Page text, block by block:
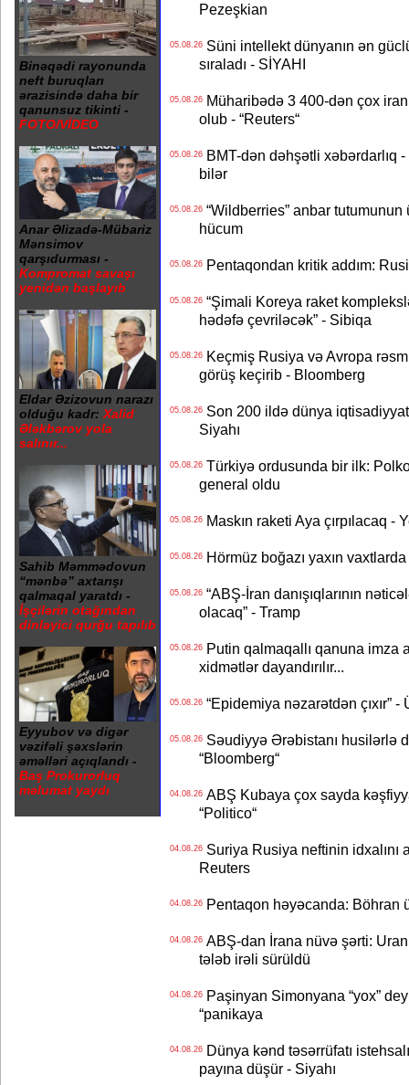
Binəqədi rayonunda
neft buruqları
ərazisində daha bir
qanunsuz tikinti -
FOTO/VİDEO
Anar Əlizadə-Mübariz
Mənsimov
qarşıdurması -
Kompromat savaşı
yenidən başlayıb
Eldar Əzizovun narazı
olduğu kadr: Xalid
Ələkbərov yola
salınır...
Sahib Məmmədovun
“mənbə” axtarışı
qalmaqal yaratdı -
İşçilərin otağından
dinləyici qurğu tapılıb
Eyyubov və digər
vəzifəli şəxslərin
əməlləri açıqlandı -
Baş Prokurorluq
məlumat yaydı
Pezeşkian
05.08.26Süni intellekt dünyanın ən
sıraladı - SİYAHI
05.08.26Müharibədə 3 400-dən çox
olub - “Reuters“
05.08.26BMT-dən dəhşətli xəbərdarlıq
bilər
05.08.26“Wildberries” anbar tutumunun
hücum
05.08.26Pentaqondan kritik addım:
05.08.26“Şimali Koreya raket
hədəfə çevriləcək” - Sibiqa
05.08.26Keçmiş Rusiya və Avropa
görüş keçirib - Bloomberg
05.08.26Son 200 ildə dünya
Siyahı
05.08.26Türkiyə ordusunda bir ilk:
general oldu
05.08.26Maskın raketi Aya çırpılacaq -
05.08.26Hörmüz boğazı yaxın
05.08.26“ABŞ-İran danışıqlarının
olacaq” - Tramp
05.08.26Putin qalmaqallı qanuna imza
xidmətlər dayandırılır...
05.08.26“Epidemiya nəzarətdən çıxır” -
05.08.26Səudiyyə Ərəbistanı husilərlə
“Bloomberg“
04.08.26ABŞ Kubaya çox sayda
“Politico“
04.08.26Suriya Rusiya neftinin idxalını
Reuters
04.08.26Pentaqon həyəcanda: Böhran
04.08.26ABŞ-dan İrana nüvə şərti: Uran
tələb irəli sürüldü
04.08.26Paşinyan Simonyana “yox”
“panikaya
04.08.26Dünya kənd təsərrüfatı
payına düşür - Siyahı